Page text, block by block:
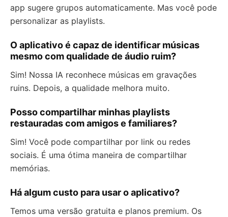
app sugere grupos automaticamente. Mas você pode
personalizar as playlists.
O aplicativo é capaz de identificar músicas
mesmo com qualidade de áudio ruim?
Sim! Nossa IA reconhece músicas em gravações
ruins. Depois, a qualidade melhora muito.
Posso compartilhar minhas playlists
restauradas com amigos e familiares?
Sim! Você pode compartilhar por link ou redes
sociais. É uma ótima maneira de compartilhar
memórias.
Há algum custo para usar o aplicativo?
Temos uma versão gratuita e planos premium. Os